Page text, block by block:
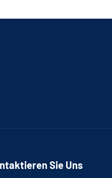
Sie Uns